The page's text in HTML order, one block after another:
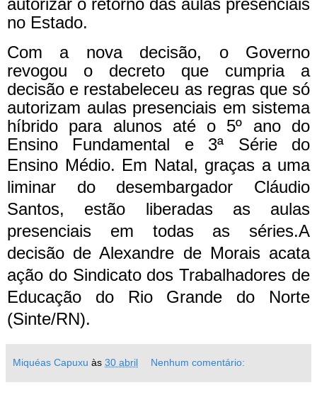
no Estado.
Com a nova decisão, o Governo
revogou o decreto que cumpria a
decisão e restabeleceu as regras que só
autorizam aulas presenciais em sistema
híbrido para alunos até o 5º ano do
Ensino Fundamental e 3ª Série do
Ensino Médio. Em Natal, graças a uma
liminar do desembargador Cláudio
Santos, estão liberadas as aulas
presenciais em todas as séries.A
decisão de Alexandre de Morais acata
ação do Sindicato dos Trabalhadores de
Educação do Rio Grande do Norte
(Sinte/RN).
Miquéas Capuxu às 30 abril Nenhum comentário: